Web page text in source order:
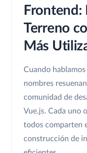
Frontend:
Terreno
Más
Cuando
nombres
comunidad de
Vue.js. Cada uno
todos comparten
construcción de